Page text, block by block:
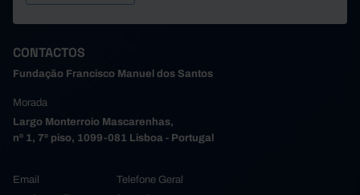
CONTACTOS
Fundação Francisco Manuel dos Santos
Morada
Largo Monterroio Mascarenhas,
nº 1, 7º piso, 1099-081 Lisboa - Portugal
Email
Telefone Geral